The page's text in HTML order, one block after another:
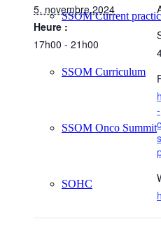
SSOM Current
SSOM Curriculum
SSOM Onco Summit
SOHC
5. novembre 2024
Heure :
17h00 - 21h00
-